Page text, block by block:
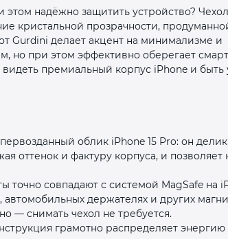
надёжно защитить устройство?
кристальной прозрачности,
Gurdini делает акцент на минимализме и
но при этом эффективно оберегает
премиальный корпус iPhone и
облик iPhone 15 Pro: он
оттенок и фактуру корпуса, и позволяет
совпадают с системой MagSafe на
держателях и других
— снимать чехол не требуется.
грамотно распределяет энергию
раз в 2
раз в 2 недели
02-51